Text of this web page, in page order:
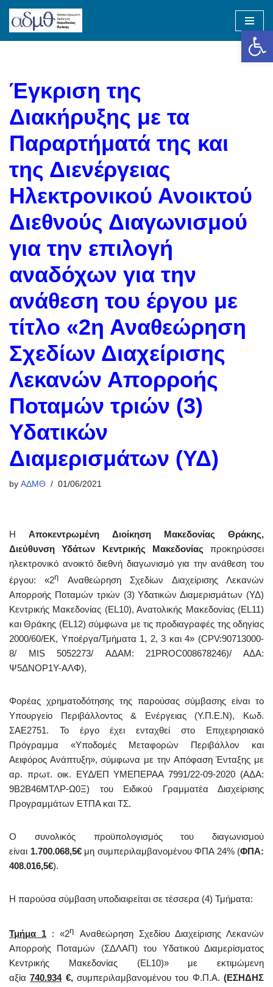
Skip
Έγκριση της
Διακήρυξης με τα
Παραρτήματά της και
της Διενέργειας
Ηλεκτρονικού Ανοικτού
Διεθνούς Διαγωνισμού
για την επιλογή
αναδόχων για την
ανάθεση του έργου με
τίτλο «2η Αναθεώρηση
Σχεδίων Διαχείρισης
Λεκανών Απορροής
Ποταμών τριών (3)
Υδατικών
Διαμερισμάτων (ΥΔ)
by ΑΔΜΘ 01/06/2021
ΗΑποκεντρωμένη Διοίκηση Μακεδονίας Θράκης,
Διεύθυνση Υδάτων Κεντρικής Μακεδονίας προκηρύσσει
ηλεκτρονικό ανοικτό διεθνή διαγωνισμό για την ανάθεση του
έργου: «2η
Αναθεώρηση Σχεδίων Διαχείρισης Λεκανών
Απορροής Ποταμών τριών (3) Υδατικών Διαμερισμάτων (ΥΔ)
Κεντρικής Μακεδονίας (EL10), Ανατολικής Μακεδονίας (EL11)
και Θράκης (EL12) σύμφωνα με τις προδιαγραφές της οδηγίας
2000/60/ΕΚ, Υποέργα/Τμήματα 1, 2, 3 και 4» (CPV:90713000-
8/ MIS 5052273/ ΑΔΑΜ: 21PROC008678246)/ ΑΔΑ:
Ψ5ΔΝΟΡ1Υ-ΑΛΦ),
Φορέας χρηματοδότησης της παρούσας σύμβασης είναι το
Υπουργείο Περιβάλλοντος & Ενέργειας (Υ.Π.Ε.Ν), Κωδ.
ΣΑΕ2751. Το έργο έχει ενταχθεί στο Επιχειρησιακό
Πρόγραμμα «Υποδομές Μεταφορών Περιβάλλον και
Αειφόρος Ανάπτυξη», σύμφωνα με την Απόφαση Ένταξης με
αρ. πρωτ. οικ. ΕΥ∆/ΕΠ ΥΜΕΠΕΡΑΑ 7991/22-09-2020 (ΑΔΑ:
9Β2Β46ΜΤΛΡ-Ω0Ξ) του Ειδικού Γραμματέα Διαχείρισης
Προγραμμάτων ΕΤΠΑ και ΤΣ.
Ο συνολικός προϋπολογισμός του διαγωνισμού
είναι 1.700.068,5€μη συμπεριλαμβανομένου ΦΠΑ 24% (ΦΠΑ:
408.016,5€).
Η παρούσα σύμβαση υποδιαιρείται σε τέσσερα (4) Τμήματα:
Τμήμα 1 : «2η
Αναθεώρηση Σχεδίου Διαχείρισης Λεκανών
Απορροής Ποταμών (ΣΔΛΑΠ) του Υδατικού Διαμερίσματος
Κεντρικής Μακεδονίας (EL10)» με εκτιμώμενη
αξία740.934€,συμπεριλαμβανομένου του Φ.Π.Α.(ΕΣΗΔΗΣ